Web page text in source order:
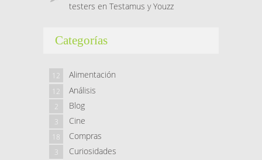
testers en Testamus y Youzz
Categorías
Alimentación
12
Análisis
12
Blog
2
Cine
3
Compras
18
Curiosidades
3